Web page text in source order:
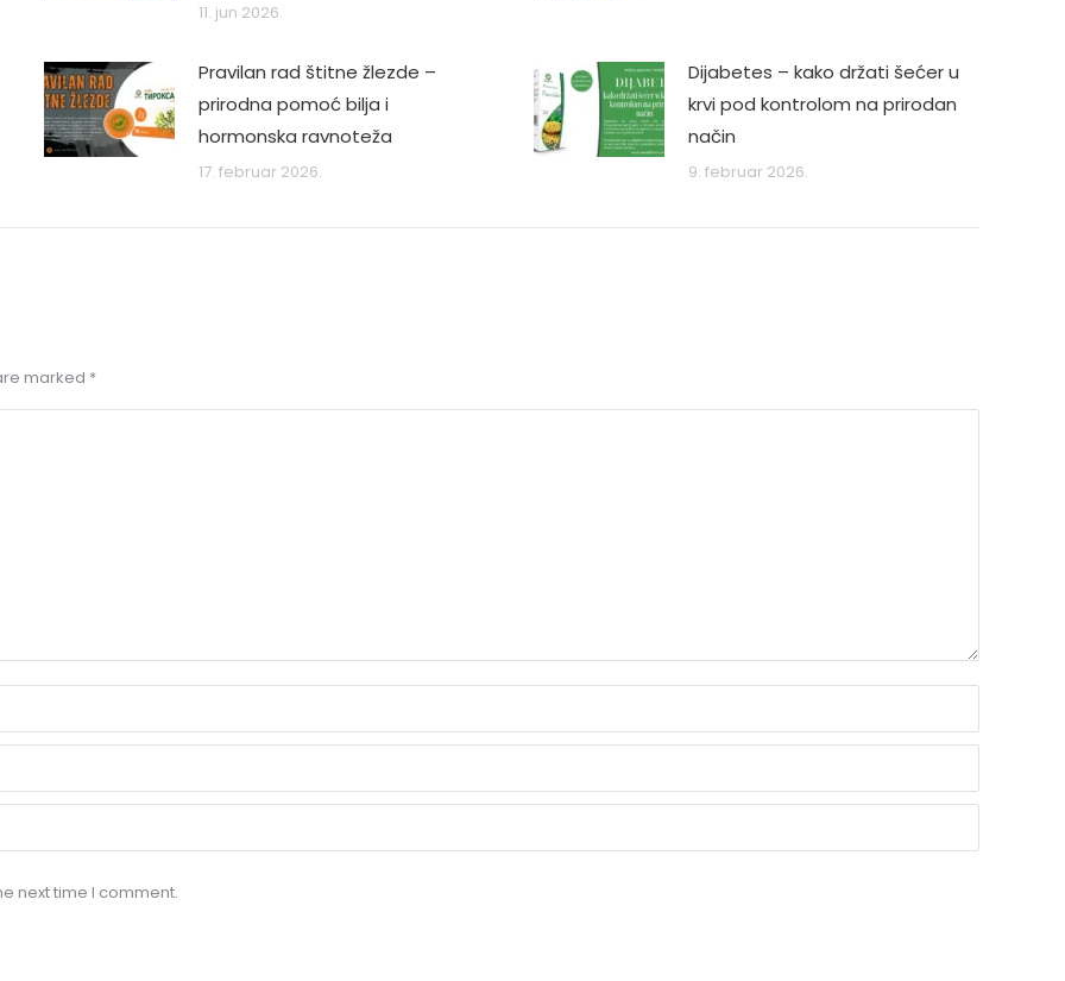
11. jun 2026.
Pravilan rad štitne žlezde –
prirodna pomoć bilja i
hormonska ravnoteža
17. februar 2026.
Dijabetes – kako držati šećer u
krvi pod kontrolom na prirodan
način
9. februar 2026.
marked *
next time I comment.